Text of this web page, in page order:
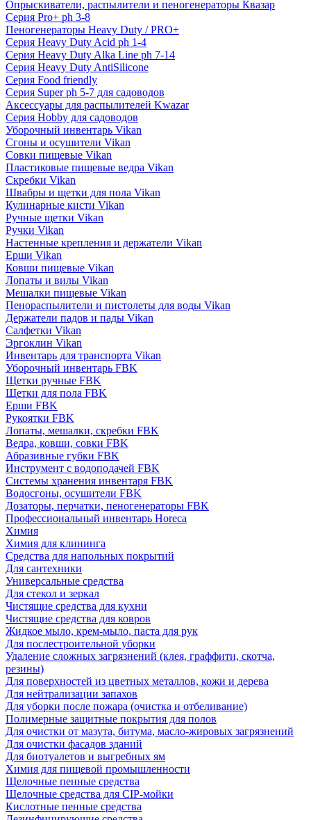
Опрыскиватели, распылители и пеногенераторы Квазар
Серия Pro+ ph 3-8
Пеногенераторы Heavy Duty / PRO+
Серия Heavy Duty Acid ph 1-4
Серия Heavy Duty Alka Line ph 7-14
Серия Heavy Duty AntiSilicone
Серия Food friendly
Серия Super ph 5-7 для садоводов
Аксессуары для распылителей Kwazar
Серия Hobby для садоводов
Уборочный инвентарь Vikan
Сгоны и осушители Vikan
Совки пищевые Vikan
Пластиковые пищевые ведра Vikan
Скребки Vikan
Швабры и щетки для пола Vikan
Кулинарные кисти Vikan
Ручные щетки Vikan
Ручки Vikan
Настенные крепления и держатели Vikan
Ерши Vikan
Ковши пищевые Vikan
Лопаты и вилы Vikan
Мешалки пищевые Vikan
Пенораспылители и пистолеты для воды Vikan
Держатели падов и пады Vikan
Салфетки Vikan
Эргоклин Vikan
Инвентарь для транспорта Vikan
Уборочный инвентарь FBK
Щетки ручные FBK
Щетки для пола FBK
Ерши FBK
Рукоятки FBK
Лопаты, мешалки, скребки FBK
Ведра, ковши, совки FBK
Абразивные губки FBK
Инструмент с водоподачей FBK
Системы хранения инвентаря FBK
Водосгоны, осушители FBK
Дозаторы, перчатки, пеногенераторы FBK
Профессиональный инвентарь Horeca
Химия
Химия для клининга
Средства для напольных покрытий
Для сантехники
Универсальные средства
Для стекол и зеркал
Чистящие средства для кухни
Чистящие средства для ковров
Жидкое мыло, крем-мыло, паста для рук
Для послестроительной уборки
Удаление сложных загрязнений (клея, граффити, скотча,
резины)
Для поверхностей из цветных металлов, кожи и дерева
Для нейтрализации запахов
Для уборки после пожара (очистка и отбеливание)
Полимерные защитные покрытия для полов
Для очистки от мазута, битума, масло-жировых загрязнений
Для очистки фасадов зданий
Для биотуалетов и выгребных ям
Химия для пищевой промышленности
Щелочные пенные средства
Щелочные средства для CIP-мойки
Кислотные пенные средства